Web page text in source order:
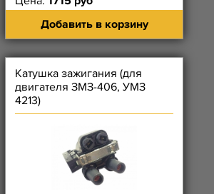
Добавить в корзину
Катушка зажигания (для
двигателя ЗМЗ-406, УМЗ
4213)